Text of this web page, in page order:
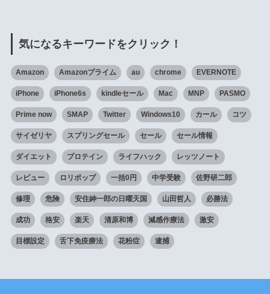
気になるキーワードをクリック！
Amazon Amazonプライム au chrome EVERNOTE
iPhone iPhone6s kindleセール Mac MNP PASMO
Prime now SMAP Twitter Windows10 カール コツ
サイゼリヤ スプリングセール セール セール情報
ダイエット プロテイン ライフハック レッツノート
レビュー ロリポップ 一括0円 中学受験 佐野研二郎
修理 危険 安住紳一郎の日曜天国 山田哲人 必勝法
成功 格安 楽天 清原和博 減感作療法 激安
目標設定 舌下免疫療法 花粉症 逮捕